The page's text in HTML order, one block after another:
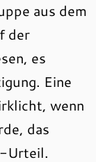
aus dem
der
es
Eine
wenn
das
Urteil.